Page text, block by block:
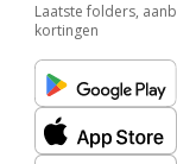
Laatste folders,
kortingen